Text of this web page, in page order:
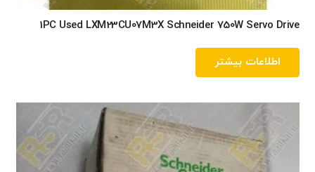
1PC Used LXM23CU07M3X Schneider 750W Servo Drive
اطلاعات بیشتر